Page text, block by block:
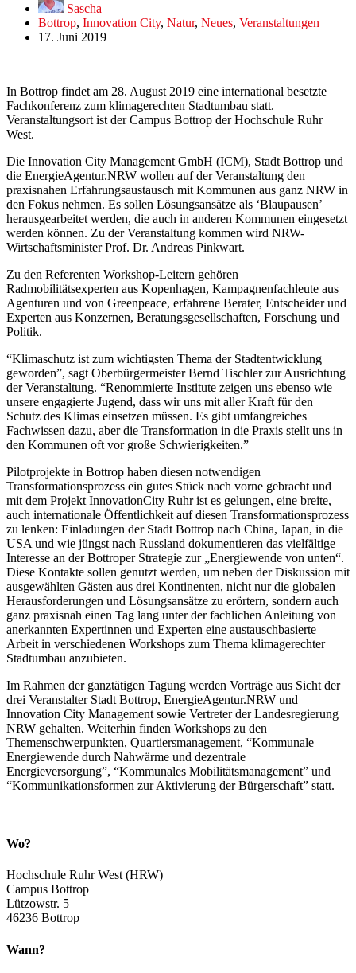
Sascha
Bottrop, Innovation City, Natur, Neues, Veranstaltungen
17. Juni 2019
In Bottrop findet am 28. August 2019 eine international besetzte
Fachkonferenz zum klimagerechten Stadtumbau statt.
Veranstaltungsort ist der Campus Bottrop der Hochschule Ruhr
West.
Die Innovation City Management GmbH (ICM), Stadt Bottrop und
die EnergieAgentur.NRW wollen auf der Veranstaltung den
praxisnahen Erfahrungsaustausch mit Kommunen aus ganz NRW in
den Fokus nehmen. Es sollen Lösungsansätze als ‘Blaupausen’
herausgearbeitet werden, die auch in anderen Kommunen eingesetzt
werden können. Zu der Veranstaltung kommen wird NRW-
Wirtschaftsminister Prof. Dr. Andreas Pinkwart.
Zu den Referenten Workshop-Leitern gehören
Radmobilitätsexperten aus Kopenhagen, Kampagnenfachleute aus
Agenturen und von Greenpeace, erfahrene Berater, Entscheider und
Experten aus Konzernen, Beratungsgesellschaften, Forschung und
Politik.
“Klimaschutz ist zum wichtigsten Thema der Stadtentwicklung
geworden”, sagt Oberbürgermeister Bernd Tischler zur Ausrichtung
der Veranstaltung. “Renommierte Institute zeigen uns ebenso wie
unsere engagierte Jugend, dass wir uns mit aller Kraft für den
Schutz des Klimas einsetzen müssen. Es gibt umfangreiches
Fachwissen dazu, aber die Transformation in die Praxis stellt uns in
den Kommunen oft vor große Schwierigkeiten.”
Pilotprojekte in Bottrop haben diesen notwendigen
Transformationsprozess ein gutes Stück nach vorne gebracht und
mit dem Projekt InnovationCity Ruhr ist es gelungen, eine breite,
auch internationale Öffentlichkeit auf diesen Transformationsprozess
zu lenken: Einladungen der Stadt Bottrop nach China, Japan, in die
USA und wie jüngst nach Russland dokumentieren das vielfältige
Interesse an der Bottroper Strategie zur „Energiewende von unten“.
Diese Kontakte sollen genutzt werden, um neben der Diskussion mit
ausgewählten Gästen aus drei Kontinenten, nicht nur die globalen
Herausforderungen und Lösungsansätze zu erörtern, sondern auch
ganz praxisnah einen Tag lang unter der fachlichen Anleitung von
anerkannten Expertinnen und Experten eine austauschbasierte
Arbeit in verschiedenen Workshops zum Thema klimagerechter
Stadtumbau anzubieten.
Im Rahmen der ganztätigen Tagung werden Vorträge aus Sicht der
drei Veranstalter Stadt Bottrop, EnergieAgentur.NRW und
Innovation City Management sowie Vertreter der Landesregierung
NRW gehalten. Weiterhin finden Workshops zu den
Themenschwerpunkten, Quartiersmanagement, “Kommunale
Energiewende durch Nahwärme und dezentrale
Energieversorgung”, “Kommunales Mobilitätsmanagement” und
“Kommunikationsformen zur Aktivierung der Bürgerschaft” statt.
Wo?
Hochschule Ruhr West (HRW)
Campus Bottrop
Lützowstr. 5
46236 Bottrop
Wann?